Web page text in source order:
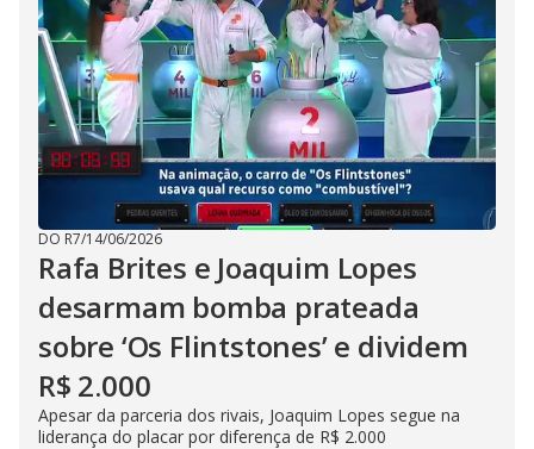
DO R7/14/06/2026
Rafa Brites e Joaquim Lopes
desarmam bomba prateada
sobre ‘Os Flintstones’ e dividem
R$ 2.000
Apesar da parceria dos rivais, Joaquim Lopes segue na
liderança do placar por diferença de R$ 2.000